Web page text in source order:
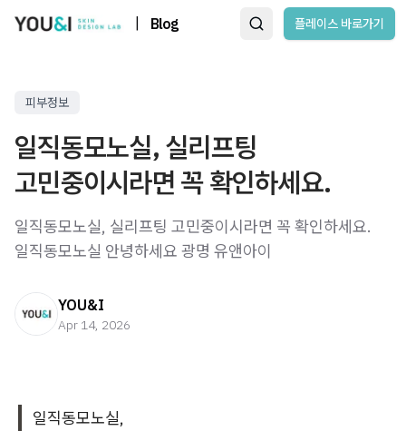
Blog 플레이스 바로가기
피부정보
일직동모노실, 실리프팅
고민중이시라면 꼭 확인하세요.
일직동모노실, 실리프팅 고민중이시라면 꼭 확인하세요.
일직동모노실 안녕하세요 광명 유앤아이
YOU&I
Apr 14, 2026
일직동모노실,